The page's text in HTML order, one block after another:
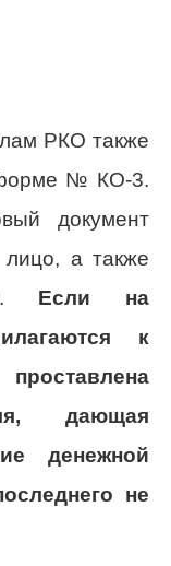
РКО также
форме № КО-3.
документ
лицо, а также
Если на
к
дающая
денежной
не